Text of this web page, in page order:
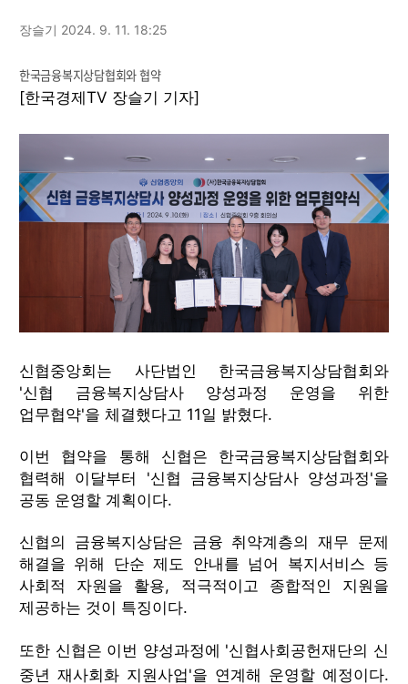
장슬기 2024. 9. 11. 18:25
한국금융복지상담협회와 협약
[한국경제TV 장슬기 기자]
신협중앙회는 사단법인 한국금융복지상담협회와
'신협 금융복지상담사 양성과정 운영을 위한
업무협약'을 체결했다고 11일 밝혔다.
이번 협약을 통해 신협은 한국금융복지상담협회와
협력해 이달부터 '신협 금융복지상담사 양성과정'을
공동 운영할 계획이다.
신협의 금융복지상담은 금융 취약계층의 재무 문제
해결을 위해 단순 제도 안내를 넘어 복지서비스 등
사회적 자원을 활용, 적극적이고 종합적인 지원을
제공하는 것이 특징이다.
또한 신협은 이번 양성과정에 '신협사회공헌재단의 신
중년 재사회화 지원사업'을 연계해 운영할 예정이다.